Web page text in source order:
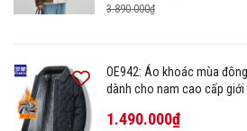
3.890.000₫
OE942: Áo khoác mùa
dành cho nam cao cấp giới
1.490.000₫